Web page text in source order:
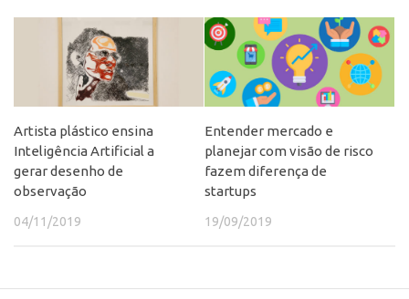
CPEs
INCTs
PRPI/USP
InovaUSP
Eventos
Bússola da Inovação
Agenda AUSPIN
Artista plástico ensina
Inteligência Artificial a
gerar desenho de
observação
04/11/2019
Entender mercado e
planejar com visão de risco
fazem diferença de
startups
19/09/2019